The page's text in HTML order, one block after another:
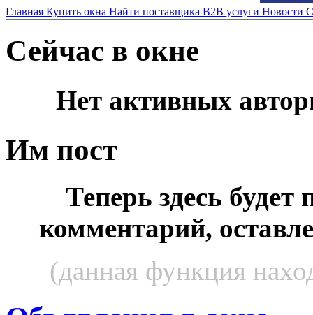
Главная Купить окна Найти поставщика B2B услуги Новости
Сейчас в окне
Нет активных
Им пост
Теперь здесь будет
комментарий,
(данная функция